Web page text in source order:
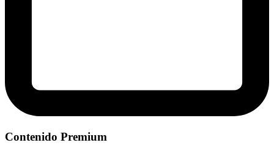
Contenido Premium